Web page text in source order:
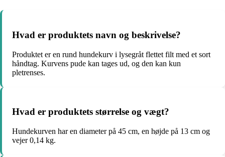
Hvad er produktets navn og beskrivelse?
Produktet er en rund hundekurv i lysegråt flettet filt med et sort
håndtag. Kurvens pude kan tages ud, og den kan kun
pletrenses.
Hvad er produktets størrelse og vægt?
Hundekurven har en diameter på 45 cm, en højde på 13 cm og
vejer 0,14 kg.